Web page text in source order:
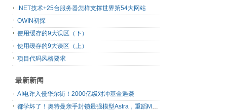
.NET技术+25台服务器怎样支撑世界第54大网站
OWIN初探
使用缓存的9大误区（下）
使用缓存的9大误区（上）
项目代码风格要求
最新新闻
AI电诈入侵华尔街！2000亿级对冲基金遇袭
都学坏了！奥特曼亲手封锁最强模型Astra，重蹈Mythos覆辙